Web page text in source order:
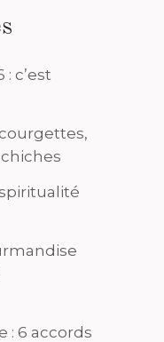
c’est
: 6 accords